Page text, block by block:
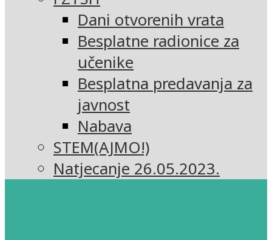
Dani otvorenih vrata
Besplatne radionice za
učenike
Besplatna predavanja za
javnost
Nabava
STEM(AJMO!)
Natjecanje 26.05.2023.